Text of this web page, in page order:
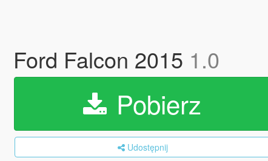
Ford Falcon 2015 1.0
Pobierz
Udostępnij